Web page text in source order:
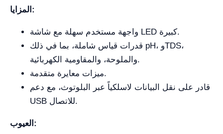
المزايا:
واجهة مستخدم سهلة مع شاشة LED كبيرة.
قدرات قياس شاملة، بما في ذلك pH، وTDS،
والملوحة، والمقاومية الكهربائية.
ميزات معايرة متقدمة.
قادر على نقل البيانات لاسلكياً عبر البلوتوث، مع دعم
USB للاتصال.
العيوب: